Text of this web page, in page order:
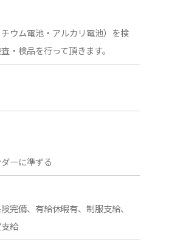
ウム電池・アルカリ電池）を検
・検品を行って頂きます。
ーに準ずる
完備、有給休暇有、制服支給、
給